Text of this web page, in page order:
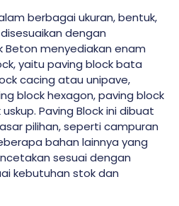
berbagai ukuran, bentuk,
dengan
Beton menyediakan enam
yaitu paving block bata
cacing atau unipave,
block hexagon, paving block
Paving Block ini dibuat
pilihan, seperti campuran
bahan lainnya yang
sesuai dengan
kebutuhan stok dan